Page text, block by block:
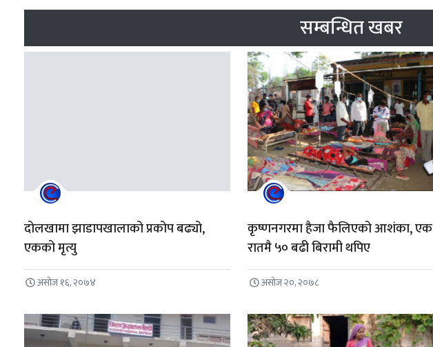
सम्बन्धित खबर
दोलखामा झाडापखालाको प्रकोप बढ्यो,
एकको मृत्यु
असोज १६, २०७४
कृष्णनगरमा हैजा फैलिएको आशंका, एक
रातमै ५० बढी बिरामी थपिए
असोज २०, २०७८